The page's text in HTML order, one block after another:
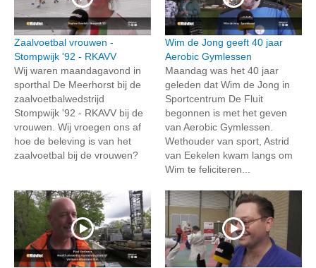
Zaalvoetbal vrouwen -
Stompwijk '92 - RKAVV
Wij waren maandagavond in
sporthal De Meerhorst bij de
zaalvoetbalwedstrijd
Stompwijk '92 - RKAVV bij de
vrouwen. Wij vroegen ons af
hoe de beleving is van het
zaalvoetbal bij de vrouwen?
Wim de Jong geeft 40 jaar
Aerobic Gymlessen
Maandag was het 40 jaar
geleden dat Wim de Jong in
Sportcentrum De Fluit
begonnen is met het geven
van Aerobic Gymlessen.
Wethouder van sport, Astrid
van Eekelen kwam langs om
Wim te feliciteren...